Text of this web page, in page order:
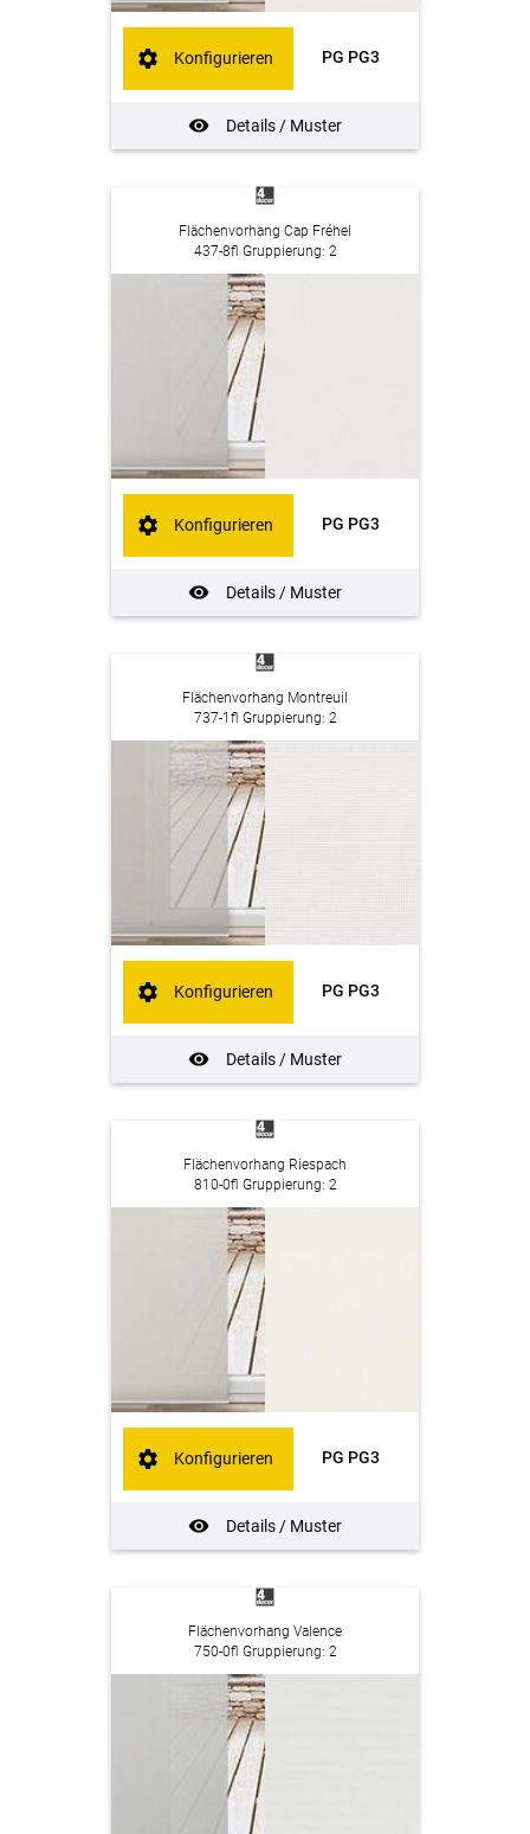
PG PG3
Details / Muster
Konfigurieren
Flächenvorhang Cap Fréhel
437-8fl Gruppierung: 2
PG PG3
Details / Muster
Konfigurieren
Flächenvorhang Montreuil
737-1fl Gruppierung: 2
PG PG3
Details / Muster
Konfigurieren
Flächenvorhang Riespach
810-0fl Gruppierung: 2
PG PG3
Details / Muster
Konfigurieren
Flächenvorhang Valence
750-0fl Gruppierung: 2